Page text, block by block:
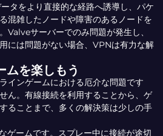
タをより直接的な経路へ誘導し、パケ
混雑したノードや障害のあるノードを
Valveサーバーでのみ問題が発生し、
には問題がない場合、VPNは有力な解
ムを楽しもう
インゲームにおける厄介な問題です
ん。有線接続を利用することから、ゲ
ることまで、多くの解決策は少しの手
ゲームです。スプレー中に接続が途切